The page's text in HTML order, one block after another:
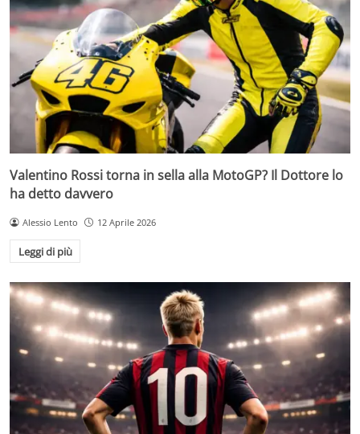
Valentino Rossi torna in sella alla MotoGP? Il Dottore lo
ha detto davvero
Alessio Lento 12 Aprile 2026
Leggi di più